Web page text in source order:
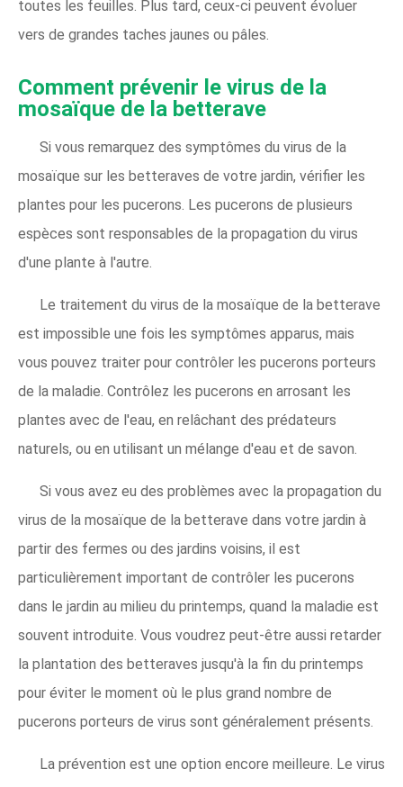
toutes les feuilles. Plus tard, ceux-ci peuvent évoluer
vers de grandes taches jaunes ou pâles.
Comment prévenir le virus de la
mosaïque de la betterave
Si vous remarquez des symptômes du virus de la
mosaïque sur les betteraves de votre jardin, vérifier les
plantes pour les pucerons. Les pucerons de plusieurs
espèces sont responsables de la propagation du virus
d'une plante à l'autre.
Le traitement du virus de la mosaïque de la betterave
est impossible une fois les symptômes apparus, mais
vous pouvez traiter pour contrôler les pucerons porteurs
de la maladie. Contrôlez les pucerons en arrosant les
plantes avec de l'eau, en relâchant des prédateurs
naturels, ou en utilisant un mélange d'eau et de savon.
Si vous avez eu des problèmes avec la propagation du
virus de la mosaïque de la betterave dans votre jardin à
partir des fermes ou des jardins voisins, il est
particulièrement important de contrôler les pucerons
dans le jardin au milieu du printemps, quand la maladie est
souvent introduite. Vous voudrez peut-être aussi retarder
la plantation des betteraves jusqu'à la fin du printemps
pour éviter le moment où le plus grand nombre de
pucerons porteurs de virus sont généralement présents.
La prévention est une option encore meilleure. Le virus